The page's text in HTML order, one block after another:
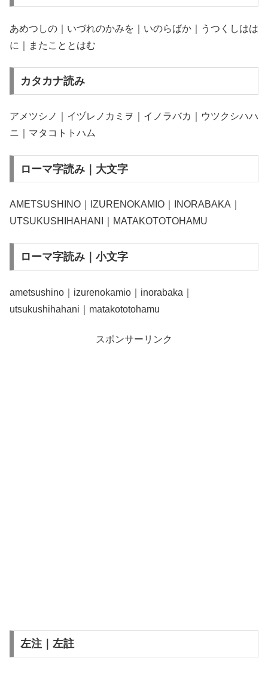
あめつしの｜いづれのかみを｜いのらばか｜うつくしはは
に｜またこととはむ
カタカナ読み
アメツシノ｜イヅレノカミヲ｜イノラバカ｜ウツクシハハ
ニ｜マタコトトハム
ローマ字読み｜大文字
AMETSUSHINO｜IZURENOKAMIO｜INORABAKA｜
UTSUKUSHIHAHANI｜MATAKOTOTOHAMU
ローマ字読み｜小文字
ametsushino｜izurenokamio｜inorabaka｜
utsukushihahani｜matakototohamu
スポンサーリンク
左注｜左註